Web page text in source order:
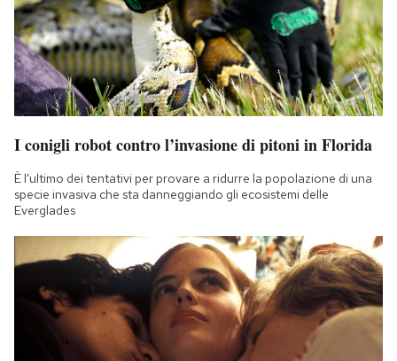
I conigli robot contro l’invasione di pitoni in Florida
È l'ultimo dei tentativi per provare a ridurre la popolazione di una
specie invasiva che sta danneggiando gli ecosistemi delle
Everglades